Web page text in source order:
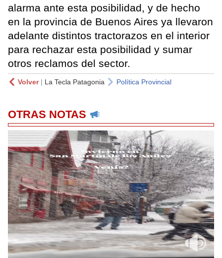
alarma ante esta posibilidad, y de hecho
en la provincia de Buenos Aires ya llevaron
adelante distintos tractorazos en el interior
para rechazar esta posibilidad y sumar
otros reclamos del sector.
Volver| La Tecla Patagonia Política Provincial
OTRAS NOTAS